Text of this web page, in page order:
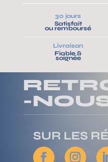
30 jours
Satisfait
ou remboursé
Livraison
Fiable &
soignée
-
SUR LES